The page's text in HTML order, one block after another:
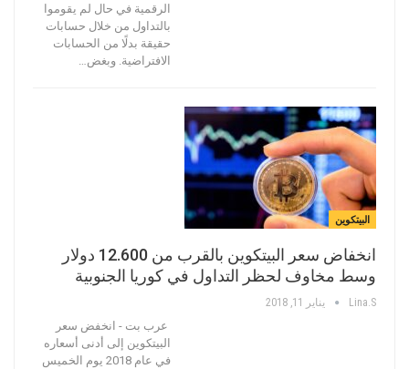
الرقمية في حال لم يقوموا
بالتداول من خلال حسابات
حقيقة بدلًا من الحسابات
الافتراضية. وبغض…
البيتكوين
انخفاض سعر البيتكوين بالقرب من 12.600 دولار
وسط مخاوف لحظر التداول في كوريا الجنوبية
Lina.s يناير 11, 2018
عرب بت - انخفض سعر
البيتكوين إلى أدنى أسعاره
في عام 2018 يوم الخميس